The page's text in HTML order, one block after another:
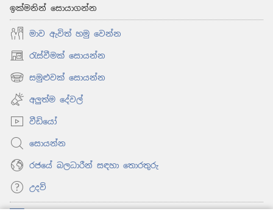
ඉක්මනින් සොයාගන්න
මාව ඇවිත් හමු වෙන්න
රැස්වීමක් සොයන්න
(opens
new
window)
සමුළුවක් සොයන්න
(opens
new
window)
අලුත්ම දේවල්
වීඩියෝ
සොයන්න
රජයේ බලධාරීන් සඳහා තොරතුරු
උදව්